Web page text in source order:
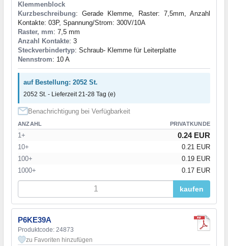
Klemmenblock
Kurzbeschreibung: Gerade Klemme, Raster: 7,5mm, Anzahl
Kontakte: 03P, Spannung/Strom: 300V/10A
Raster, mm: 7,5 mm
Anzahl Kontakte: 3
Steckverbindertyp: Schraub- Klemme für Leiterplatte
Nennstrom: 10 A
auf Bestellung: 2052 St.
2052 St. - Lieferzeit 21-28 Tag (e)
Benachrichtigung bei Verfügbarkeit
ANZAHL PRIVATKUNDE
1+ 0.24 EUR
10+
0.21 EUR
100+
0.19 EUR
1000+
0.17 EUR
kaufen
P6KE39A
Produktcode: 24873
zu Favoriten hinzufügen